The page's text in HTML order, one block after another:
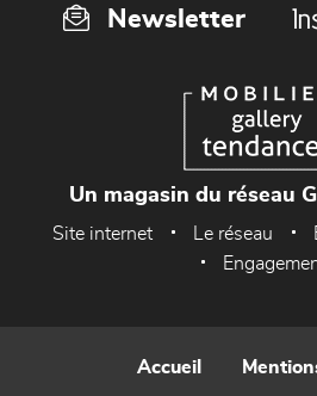
Newsletter
Un magasin du réseau
Site internet Le réseau
Accueil